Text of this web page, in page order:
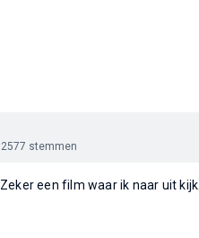
2577 stemmen
Zeker een film waar ik naar uit kijk.